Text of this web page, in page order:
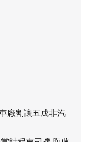
廠割讓五成非汽